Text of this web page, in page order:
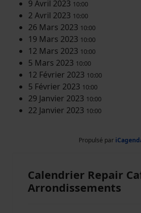
9 Avril 2023 10:00
2 Avril 2023 10:00
26 Mars 2023 10:00
19 Mars 2023 10:00
12 Mars 2023 10:00
5 Mars 2023 10:00
12 Février 2023 10:00
5 Février 2023 10:00
29 Janvier 2023 10:00
22 Janvier 2023 10:00
Propulsé par
Calendrier Repair
Arrondissements